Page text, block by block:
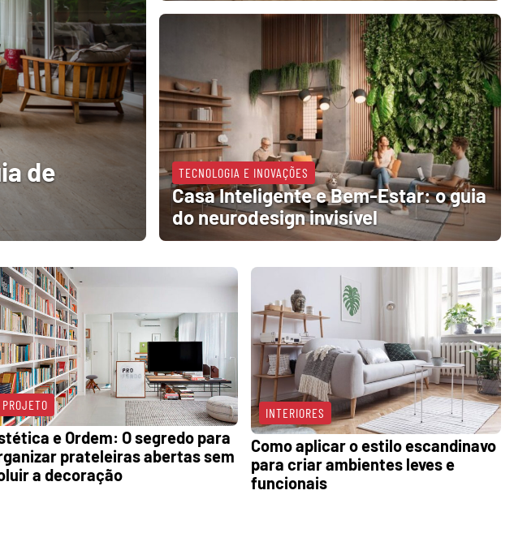
de
TECNOLOGIA E INOVAÇÕES
Casa Inteligente e Bem-Estar: o guia
do neurodesign invisível
PROJETO
e Ordem: O segredo para
prateleiras abertas sem
a decoração
INTERIORES
Como aplicar o estilo escandinavo
para criar ambientes leves e
funcionais